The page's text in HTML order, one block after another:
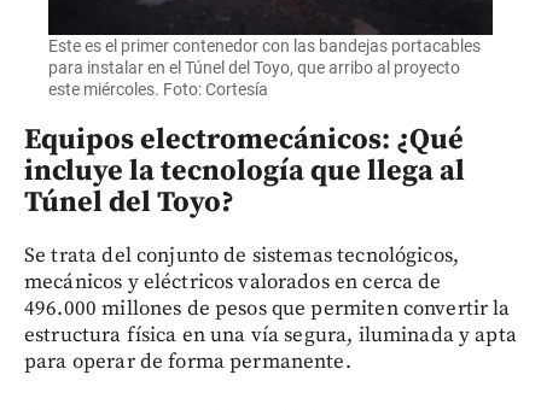
Este es el primer contenedor con las bandejas portacables
para instalar en el Túnel del Toyo, que arribo al proyecto
este miércoles. Foto: Cortesía
Equipos electromecánicos: ¿Qué
incluye la tecnología que llega al
Túnel del Toyo?
Se trata del conjunto de sistemas tecnológicos,
mecánicos y eléctricos valorados en cerca de
496.000 millones de pesos que permiten convertir la
estructura física en una vía segura, iluminada y apta
para operar de forma permanente.